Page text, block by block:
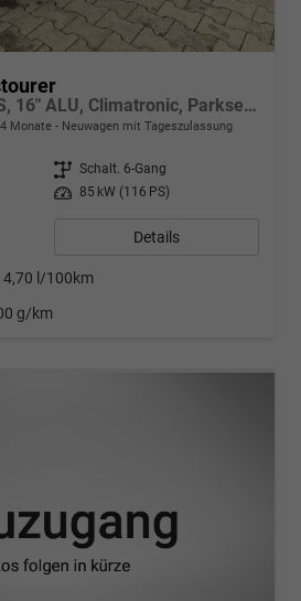
Style 2.0 TDI 115PS, 16" ALU, Climatronic, Parksensoren vorn/hinten, Radio 10,4", Tempomat, LED-Scheinwerfer/-rückleuchten, M-Lederlenkrad, Nebelscheinwerfer, Dachreling
Monate Neuwagen mit Tageszulassung
Getriebe Schalt. 6-Gang
Leistung 85 kW (116 PS)
Details
4,70 l/100km
g/km